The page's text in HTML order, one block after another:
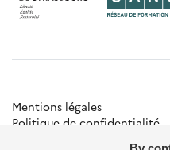
Mentions légales
Politique de confidentialité